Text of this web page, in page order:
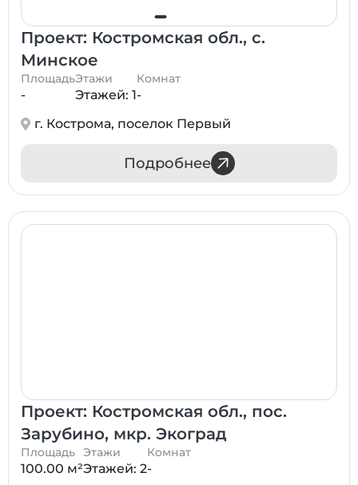
Проект: Костромская обл., с.
Минское
Площадь
-
Этажи
Этажей: 1
Комнат
-
г. Кострома, поселок Первый
Подробнее
Проект: Костромская обл., пос.
Зарубино, мкр. Экоград
Площадь
100.00 м²
Этажи
Этажей: 2
Комнат
-